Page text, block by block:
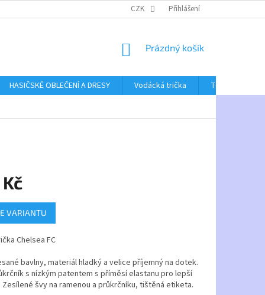
CZK Přihlášení
NÁKUPNÍ
Prázdný košík
HASIČSKÉ OBLEČENÍ A DRESY Vodácká trička
Textil bez
VARIANTU
Chelsea FC
bavlny, materiál hladký a velice příjemný na dotek.
s nízkým patentem s příměsí elastanu pro lepší
švy na ramenou a průkrčníku, tištěná etiketa.